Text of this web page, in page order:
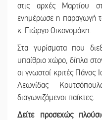
στις αρχές Μαρτίου
ενημέρωσε η παραγωγή
κ. Γιώργο Οικονομάκη.
Στα γυρίσματα που
υπαίθριο χώρο, δίπλα
οι γνωστοί κριτές Πάνος
Λεωνίδας
διαγωνιζόμενοι παίκτες.
Δείτε προσεχώς